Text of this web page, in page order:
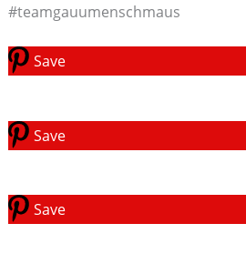
#teamgauumenschmaus
Save
Save
Save